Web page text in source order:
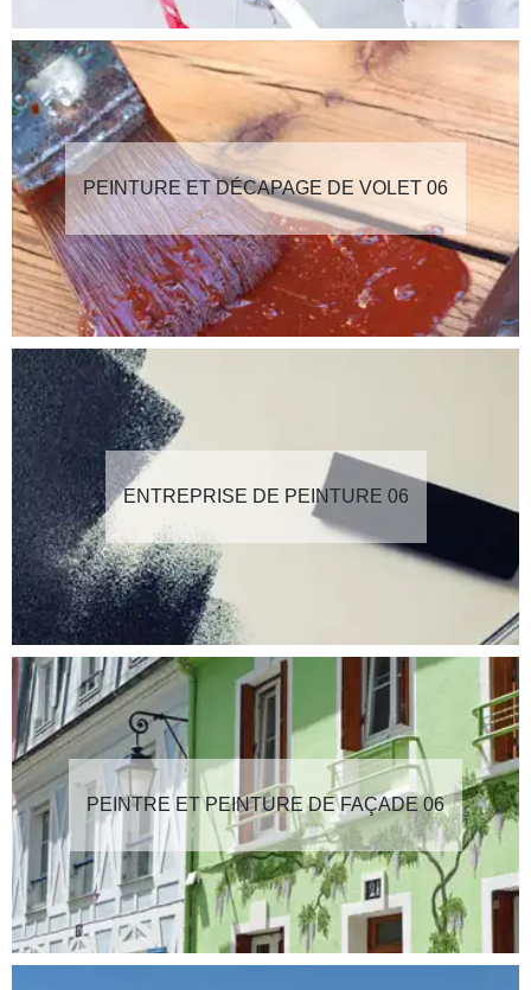
PEINTURE ET DÉCAPAGE DE VOLET 06
ENTREPRISE DE PEINTURE 06
PEINTRE ET PEINTURE DE FAÇADE 06